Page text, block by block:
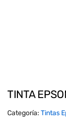
TINTA
Categoría: Tintas